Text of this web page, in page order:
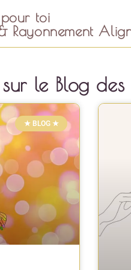
toi
Rayonnement
le Blog des
★ BLOG ★